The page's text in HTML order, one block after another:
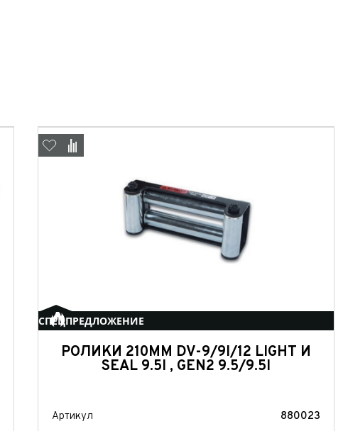
СПЕЦПРЕДЛОЖЕНИЕ
РОЛИКИ 210ММ DV-9/9I/12 LIGHT И
SEAL 9.5I , GEN2 9.5/9.5I
Артикул 880023